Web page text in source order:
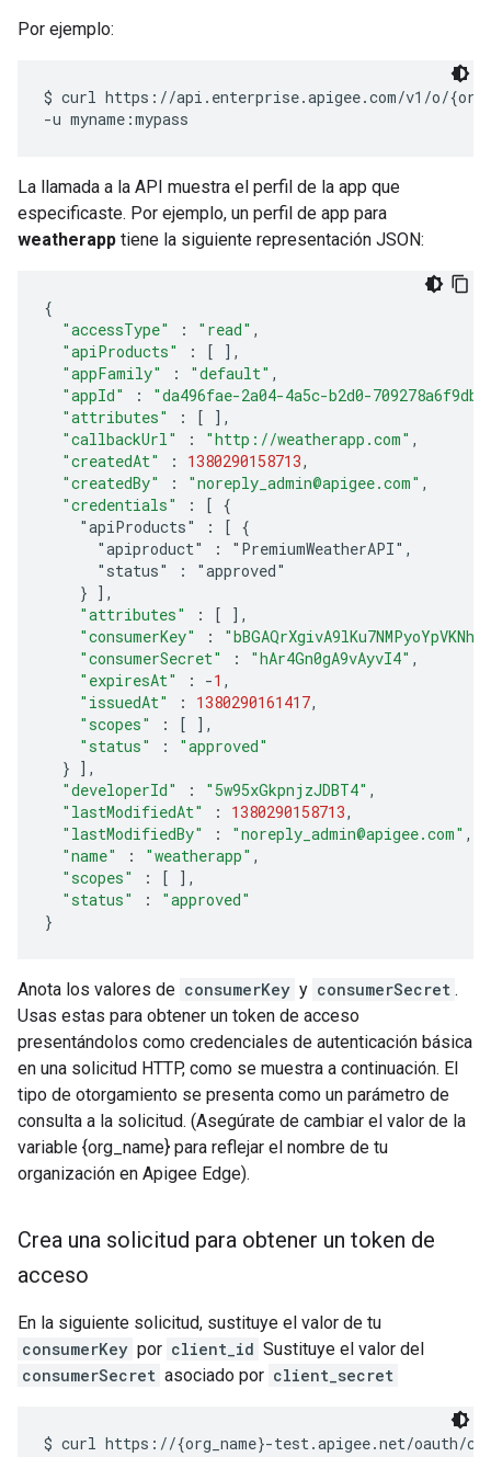
Por ejemplo:
$ curl https://api.enterprise.apigee.com/v1/o/
La llamada a la API muestra el perfil de la app que
especificaste. Por ejemplo, un perfil de app para
weatherapp tiene la siguiente representación JSON:
{
"accessType"
: "read" ,
"apiProducts"
: [ ] ,
"appFamily"
: "default" ,
"appId"
: "da496fae-2a04-4a5c-b2d0-709278a6f9db"
"attributes"
: [ ] ,
"callbackUrl"
: "http://weatherapp.com" ,
"createdAt"
: 1380290158713,
"createdBy"
: "noreply_admin@apigee.com" ,
"credentials"
: [ {
    "apiProducts" : [ {
      "apiproduct" : "PremiumWeatherAPI",
      "status" : "approved"
    }
] ,
"attributes"
: [ ] ,
"consumerKey"
:
"consumerSecret"
: "hAr4Gn0gA9vAyvI4" ,
"expiresAt"
: -1 ,
"issuedAt"
: 1380290161417,
"scopes"
: [ ] ,
"status"
:
"approved"
} ] ,
"developerId"
: "5w95xGkpnjzJDBT4" ,
"lastModifiedAt"
: 1380290158713,
"lastModifiedBy"
: "noreply_admin@apigee.com" ,
"name"
: "weatherapp" ,
"scopes"
: [ ] ,
"status"
:
"approved"
}
Anota los valores de consumerKey y consumerSecret .
Usas estas para obtener un token de acceso
presentándolos como credenciales de autenticación básica
en una solicitud HTTP, como se muestra a continuación. El
tipo de otorgamiento se presenta como un parámetro de
consulta a la solicitud. (Asegúrate de cambiar el valor de la
variable {org_name} para reflejar el nombre de tu
organización en Apigee Edge).
Crea una solicitud para obtener un token de
acceso
En la siguiente solicitud, sustituye el valor de tu
consumerKey por client_id Sustituye el valor del
consumerSecret asociado por client_secret